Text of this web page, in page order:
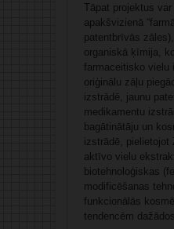
Tāpat projektus var
apakšvizienā
patentbrīvās
organiskā ķīmija,
farmaceitisko vielu
oriģinālu zāļu
izstrādē, jaunu
medikamentu
bagātinātāju un
izstrādē, pielietojot
aktīvo vielu
biotehnoloģiskas
modificēšanas
funkcionālās
tendencēm